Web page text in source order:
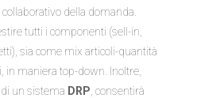
della domanda.
tutti i componenti (sell-in,
sia come mix articoli-quantità
in maniera top-down. Inoltre,
un sistema DRP , consentirà